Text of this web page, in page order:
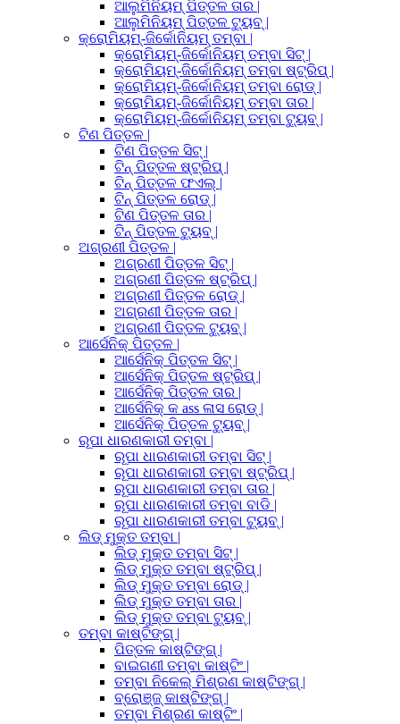
ଆଲୁମିନିୟମ୍ ପିତ୍ତଳ ତାର |
ଆଲୁମିନିୟମ୍ ପିତ୍ତଳ ଟ୍ୟୁବ୍ |
କ୍ରୋମିୟମ୍-ଜିର୍କୋନିୟମ୍ ତମ୍ବା |
କ୍ରୋମିୟମ୍-ଜିର୍କୋନିୟମ୍ ତମ୍ବା ସିଟ୍ |
କ୍ରୋମିୟମ୍-ଜିର୍କୋନିୟମ୍ ତମ୍ବା ଷ୍ଟ୍ରିପ୍ |
କ୍ରୋମିୟମ୍-ଜିର୍କୋନିୟମ୍ ତମ୍ବା ରୋଡ୍ |
କ୍ରୋମିୟମ୍-ଜିର୍କୋନିୟମ୍ ତମ୍ବା ତାର |
କ୍ରୋମିୟମ୍-ଜିର୍କୋନିୟମ୍ ତମ୍ବା ଟ୍ୟୁବ୍ |
ଟିଣ ପିତ୍ତଳ |
ଟିଣ ପିତ୍ତଳ ସିଟ୍ |
ଟିନ୍ ପିତ୍ତଳ ଷ୍ଟ୍ରିପ୍ |
ଟିନ୍ ପିତ୍ତଳ ଫଏଲ୍ |
ଟିନ୍ ପିତ୍ତଳ ରୋଡ୍ |
ଟିଣ ପିତ୍ତଳ ତାର |
ଟିନ୍ ପିତ୍ତଳ ଟ୍ୟୁବ୍ |
ଅଗ୍ରଣୀ ପିତ୍ତଳ |
ଅଗ୍ରଣୀ ପିତ୍ତଳ ସିଟ୍ |
ଅଗ୍ରଣୀ ପିତ୍ତଳ ଷ୍ଟ୍ରିପ୍ |
ଅଗ୍ରଣୀ ପିତ୍ତଳ ରୋଡ୍ |
ଅଗ୍ରଣୀ ପିତ୍ତଳ ତାର |
ଅଗ୍ରଣୀ ପିତ୍ତଳ ଟ୍ୟୁବ୍ |
ଆର୍ସେନିକ୍ ପିତ୍ତଳ |
ଆର୍ସେନିକ୍ ପିତ୍ତଳ ସିଟ୍ |
ଆର୍ସେନିକ୍ ପିତ୍ତଳ ଷ୍ଟ୍ରିପ୍ |
ଆର୍ସେନିକ୍ ପିତ୍ତଳ ତାର |
ଆର୍ସେନିକ୍ କ ass ଳାସ ରୋଡ୍ |
ଆର୍ସେନିକ୍ ପିତ୍ତଳ ଟ୍ୟୁବ୍ |
ରୂପା ଧାରଣକାରୀ ତମ୍ବା |
ରୂପା ଧାରଣକାରୀ ତମ୍ବା ସିଟ୍ |
ରୂପା ଧାରଣକାରୀ ତମ୍ବା ଷ୍ଟ୍ରିପ୍ |
ରୂପା ଧାରଣକାରୀ ତମ୍ବା ତାର |
ରୂପା ଧାରଣକାରୀ ତମ୍ବା ବାଡି |
ରୂପା ଧାରଣକାରୀ ତମ୍ବା ଟ୍ୟୁବ୍ |
ଲିଡ୍ ମୁକ୍ତ ତମ୍ବା |
ଲିଡ୍ ମୁକ୍ତ ତମ୍ବା ସିଟ୍ |
ଲିଡ୍ ମୁକ୍ତ ତମ୍ବା ଷ୍ଟ୍ରିପ୍ |
ଲିଡ୍ ମୁକ୍ତ ତମ୍ବା ରୋଡ୍ |
ଲିଡ୍ ମୁକ୍ତ ତମ୍ବା ତାର |
ଲିଡ୍ ମୁକ୍ତ ତମ୍ବା ଟ୍ୟୁବ୍ |
ତମ୍ବା କାଷ୍ଟିଙ୍ଗ୍ |
ପିତ୍ତଳ କାଷ୍ଟିଙ୍ଗ୍ |
ବାଇଗଣୀ ତମ୍ବା କାଷ୍ଟିଂ |
ତମ୍ବା ନିକେଲ୍ ମିଶ୍ରଣ କାଷ୍ଟିଙ୍ଗ୍ |
ବ୍ରୋଞ୍ଜ୍ କାଷ୍ଟିଙ୍ଗ୍ |
ତମ୍ବା ମିଶ୍ରଣ କାଷ୍ଟିଂ |